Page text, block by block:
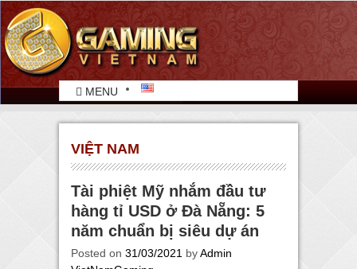
MENU
VIỆT NAM
Tài phiệt Mỹ nhắm đầu tư
hàng tỉ USD ở Đà Nẵng: 5
năm chuẩn bị siêu dự án
Posted on 31/03/2021 byAdmin